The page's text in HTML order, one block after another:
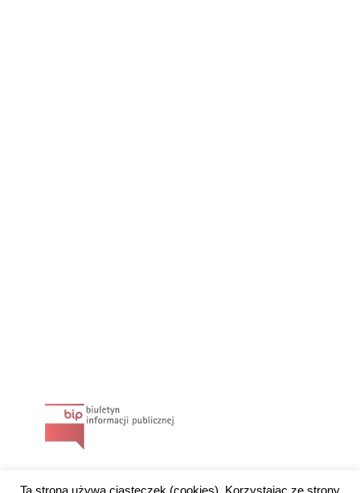
Ta strona używa ciasteczek (cookies). Korzystając ze strony